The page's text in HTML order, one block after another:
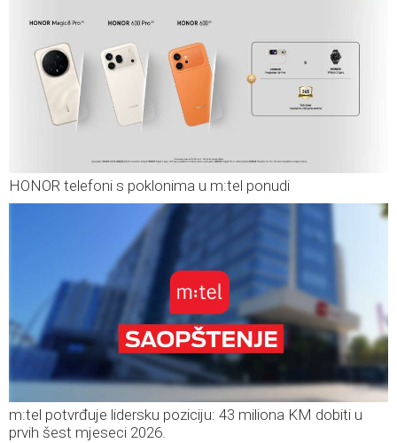
HONOR telefoni s poklonima u m:tel ponudi
m:tel potvrđuje lidersku poziciju: 43 miliona KM dobiti u
prvih šest mjeseci 2026.